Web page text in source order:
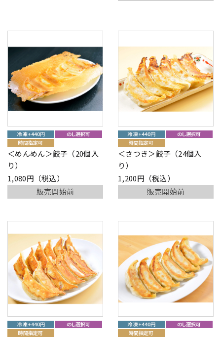
＜めんめん＞餃子（20個入
り）
1,080円（税込）
販売開始前
＜さつき＞餃子（24個入
り）
1,200円（税込）
販売開始前